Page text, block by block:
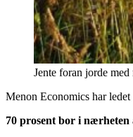
Jente foran jorde
Menon Economics har
70 prosent bor i